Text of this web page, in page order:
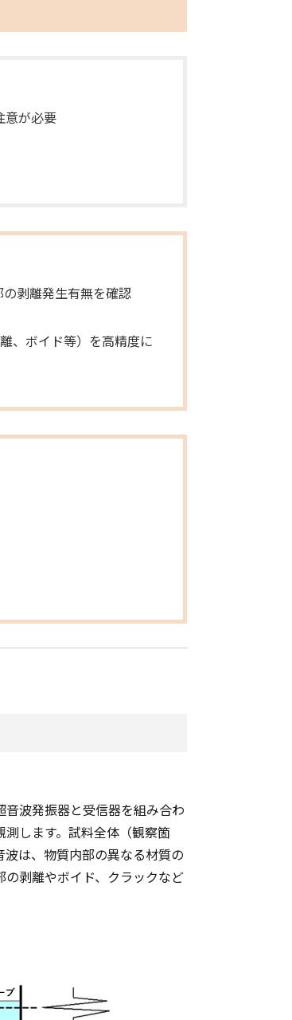
意が必要
剥離発生有無を確認
、ボイド等）を高精度に
波発振器と受信器を組み合わ
します。試料全体（観察箇
は、物質内部の異なる材質の
剥離やボイド、クラックなど